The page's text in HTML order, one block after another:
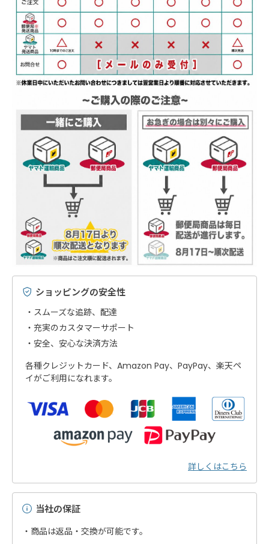
ショッピングの安全性
スムーズな追跡、配達
充実のカスタマーサポート
安全、安心な決済方法
各種クレジットカード、Amazon Pay、PayPay、楽天ペ
イがご利用になれます。
詳しくはこちら
当社の保証
・商品は返品・交換が可能です。